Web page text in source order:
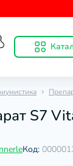
S7
Код: